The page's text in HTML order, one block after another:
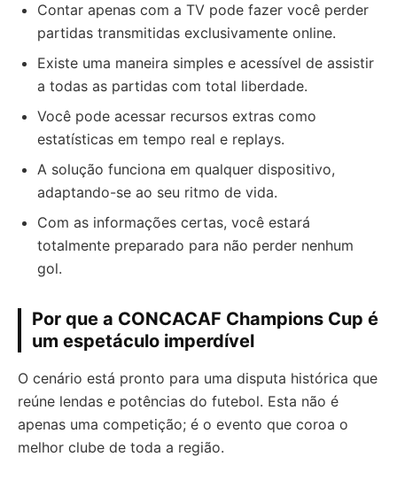
Contar apenas com a TV pode fazer você perder
partidas transmitidas exclusivamente online.
Existe uma maneira simples e acessível de assistir
a todas as partidas com total liberdade.
Você pode acessar recursos extras como
estatísticas em tempo real e replays.
A solução funciona em qualquer dispositivo,
adaptando-se ao seu ritmo de vida.
Com as informações certas, você estará
totalmente preparado para não perder nenhum
gol.
Por que a CONCACAF Champions Cup é
um espetáculo imperdível
O cenário está pronto para uma disputa histórica que
reúne lendas e potências do futebol. Esta não é
apenas uma competição; é o evento que coroa o
melhor clube de toda a região.